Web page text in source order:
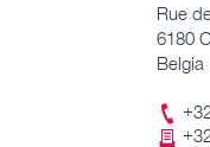
Rue
6180
Belgia